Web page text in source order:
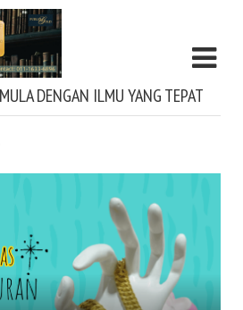
DENGAN ILMU YANG TEPAT